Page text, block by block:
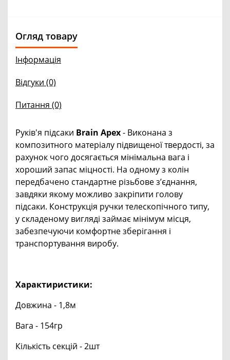
Огляд товару
Інформація
Відгуки (0)
Питання (0)
Руків'я підсаки Brain Apex- Виконана з
композитного матеріалу підвищеної твердості, за
рахунок чого досягається мінімальна вага і
хороший запас міцності. На одному з колін
передбачено стандартне різьбове з’єднання,
завдяки якому можливо закріпити голову
підсаки. Конструкція ручки телескопічного типу,
у складеному вигляді займає мінімум місця,
забезпечуючи комфортне зберігання і
транспортування виробу.
Характиристики:
Довжина - 1,8м
Вага - 154гр
Кількість секцій - 2шт